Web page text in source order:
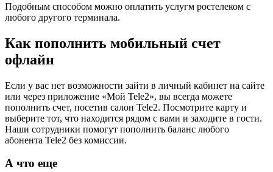
Подобным способом можно оплатить услугм ростелеком с
любого другого терминала.
Как пополнить мобильный счет
офлайн
Если у вас нет возможности зайти в личный кабинет на сайте
или через приложение «Мой Tele2», вы всегда можете
пополнить счет, посетив салон Tele2. Посмотрите карту и
выберите тот, что находится рядом с вами и заходите в гости.
Наши сотрудники помогут пополнить баланс любого
абонента Tele2 без комиссии.
А что еще